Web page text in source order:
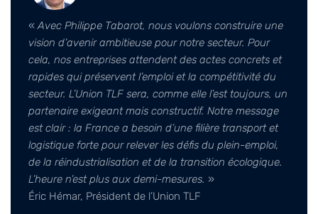
«Avec Philippe Tabarot, nous voulons construire une
vision d’avenir ambitieuse pour notre secteur. Pour
cela, nos entreprises attendent des actes concrets et
rapides qui préservent l’emploi et la compétitivité du
secteur. L’Union TLF sera, comme elle l’est toujours, un
partenaire exigeant mais constructif. Notre message
est clair : la France a besoin d’une filière transport et
logistique forte pour relever les défis du plein-emploi,
de la réindustrialisation et de la transition écologique.
L’heure n’est plus aux demi-mesures. »
Éric Hémar, Président de l’Union TLF